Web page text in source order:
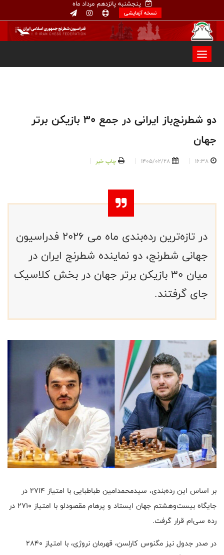
پنجشنبه پانزدهم مرداد ماه
نسخه آزمایشی
دو شطرنج‌باز ایرانی در جمع ۳۰ بازیکن برتر
جهان
16:38
1405/02/28 چاپ خبر
در تازه‌ترین رده‌بندی ماه می ۲۰۲۶ فدراسیون
جهانی شطرنج، دو نماینده شطرنج ایران در
میان ۳۰ بازیکن برتر جهان در بخش کلاسیک
جای گرفتند.
بر اساس این رده‌بندی، سیدمحمدامین طباطبایی با امتیاز ۲۷۱۴ در
جایگاه بیست‌وهشتم جهان ایستاد و پرهام مقصودلو با امتیاز ۲۷۱۰ در
رده سی‌ام قرار گرفت.
در صدر جدول نیز مگنوس کارلسن، قهرمان نروژی، با امتیاز ۲۸۴۰